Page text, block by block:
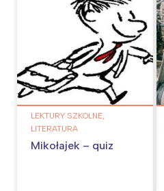
LEKTURY SZKOLNE,
LITERATURA
Mikołajek – quiz